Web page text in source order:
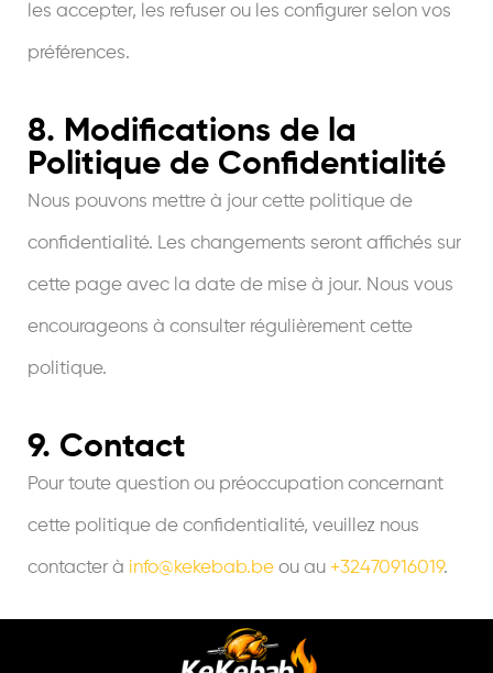
les accepter, les refuser ou les configurer selon vos
préférences.
8. Modifications de la
Politique de Confidentialité
Nous pouvons mettre à jour cette politique de
confidentialité. Les changements seront affichés sur
cette page avec la date de mise à jour. Nous vous
encourageons à consulter régulièrement cette
politique.
9. Contact
Pour toute question ou préoccupation concernant
cette politique de confidentialité, veuillez nous
contacter à info@kekebab.be ou au +32470916019.